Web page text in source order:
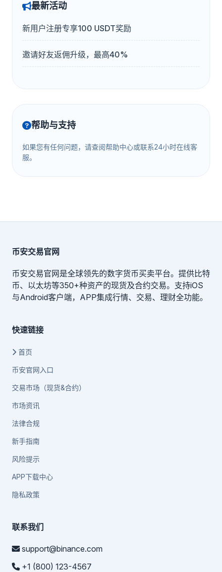
最新活动
新用户注册专享100 USDT奖励
邀请好友返佣升级，最高40%
帮助与支持
如果您有任何问题，请查阅帮助中心或联系24小时在线客
服。
币安交易官网
币安交易官网是全球领先的数字货币买卖平台。提供比特
币、以太坊等350+种资产的现货及合约交易。支持iOS
与Android客户端，APP集成行情、交易、理财全功能。
快速链接
首页
币安官网入口
交易市场（现货&合约）
市场资讯
法律合规
新手指南
风险提示
APP下载中心
隐私政策
联系我们
support@binance.com
+1 (800) 123-4567